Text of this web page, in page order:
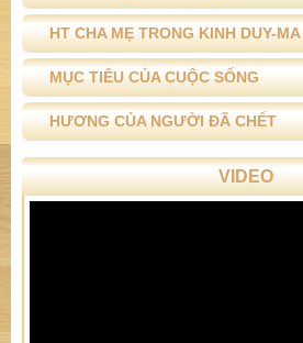
HT CHA MẸ TRONG KINH DUY-MA
MỤC TIÊU CỦA CUỘC SỐNG
HƯƠNG CỦA NGƯỜI ĐÃ CHẾT
VIDEO